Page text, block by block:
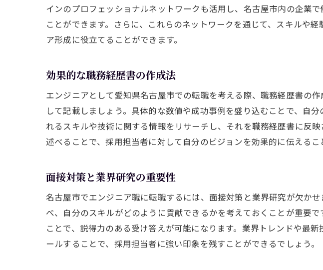
転職後のキャリア目
地元コミュニティとの
技術革新に積極的な
社内トレーニングと外
キャリアコーチングの
スキル評価とフィー
地元ネットワークの構
転職活動における差
地元企業のニーズを理
インのプロフェッショナルネットワークも活用し、名古屋市内の企業
ことができます。さらに、これらのネットワークを通じて、スキルや
ア形成に役立てることができます。
効果的な職務経歴書の作成法
エンジニアとして愛知県名古屋市での転職を考える際、職務経歴書の
して記載しましょう。具体的な数値や成功事例を盛り込むことで、自
れるスキルや技術に関する情報をリサーチし、それを職務経歴書に反
述べることで、採用担当者に対して自分のビジョンを効果的に伝えるこ
面接対策と業界研究の重要性
名古屋市でエンジニア職に転職するには、面接対策と業界研究が欠か
べ、自分のスキルがどのように貢献できるかを考えておくことが重要
ことで、説得力のある受け答えが可能になります。業界トレンドや最
ールすることで、採用担当者に強い印象を残すことができるでしょう。